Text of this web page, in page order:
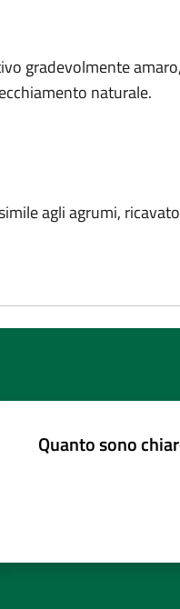
gradevolmente
naturale.
agli agrumi,
Quanto sono